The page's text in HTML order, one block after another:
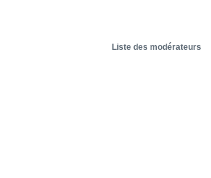
Liste des modérateurs